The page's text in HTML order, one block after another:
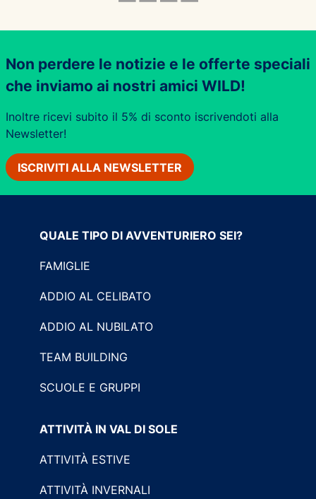
Non perdere le notizie e le offerte speciali
che inviamo ai nostri amici WILD!
Inoltre ricevi subito il 5% di sconto iscrivendoti alla
Newsletter!
ISCRIVITI ALLA NEWSLETTER
QUALE TIPO DI AVVENTURIERO SEI?
FAMIGLIE
ADDIO AL CELIBATO
ADDIO AL NUBILATO
TEAM BUILDING
SCUOLE E GRUPPI
ATTIVITÀ IN VAL DI SOLE
ATTIVITÀ ESTIVE
ATTIVITÀ INVERNALI